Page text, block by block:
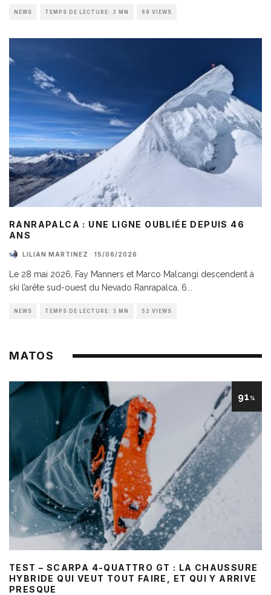
NEWS TEMPS DE LECTURE: 3 MN 68 VIEWS
RANRAPALCA : UNE LIGNE OUBLIÉE DEPUIS 46
ANS
LILIAN MARTINEZ · 15/06/2026
Le 28 mai 2026, Fay Manners et Marco Malcangi descendent à
ski l’arête sud-ouest du Nevado Ranrapalca, 6
NEWS TEMPS DE LECTURE: 3 MN 52 VIEWS
MATOS
91 %
TEST – SCARPA 4-QUATTRO GT : LA CHAUSSURE
HYBRIDE QUI VEUT TOUT FAIRE, ET QUI Y ARRIVE
PRESQUE